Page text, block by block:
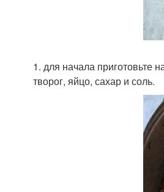
1. для начала приготовьте
творог, яйцо, сахар и соль.